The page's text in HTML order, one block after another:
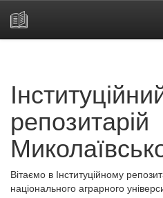
репозитарій
Вітаємо в Інституційному
національного аграрного